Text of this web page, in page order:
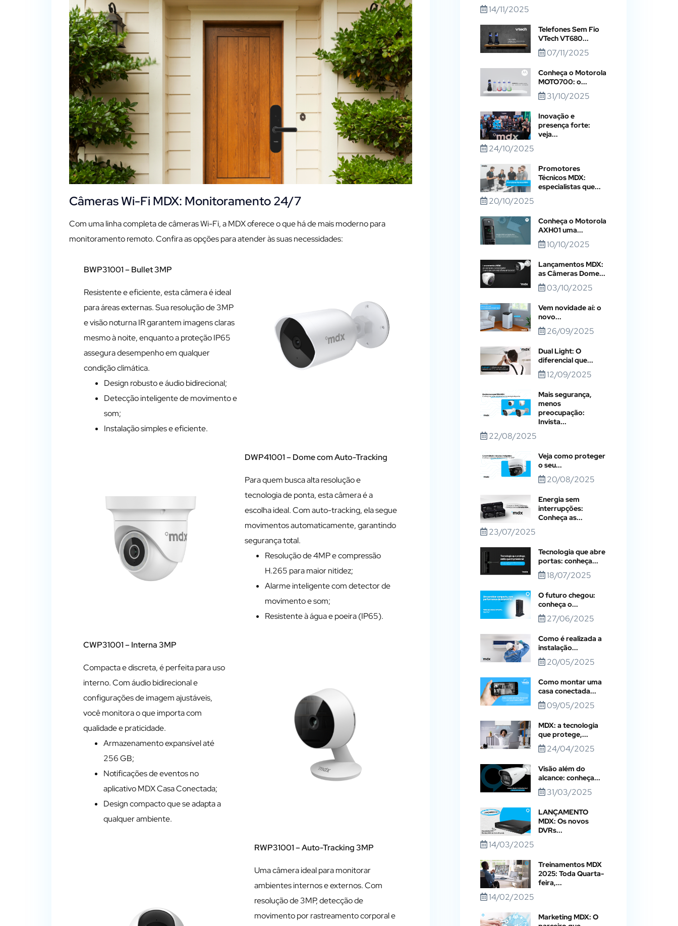
Câmeras Wi-Fi MDX: Monitoramento 24/7
Com uma linha completa de câmeras Wi-Fi, a MDX oferece o que há de mais moderno para
monitoramento remoto. Confira as opções para atender às suas necessidades:
BWP31001– Bullet 3MP
Resistente e eficiente, esta câmera é ideal
para áreas externas. Sua resolução de 3MP
e visão noturna IR garantem imagens claras
mesmo à noite, enquanto a proteção IP65
assegura desempenho em qualquer
condição climática.
Design robusto e áudio bidirecional;
Detecção inteligente de movimento e
som;
Instalação simples e eficiente.
DWP41001– Dome com Auto-Tracking
Para quem busca alta resolução e
tecnologia de ponta, esta câmera é a
escolha ideal. Com auto-tracking, ela segue
movimentos automaticamente, garantindo
segurança total.
Resolução de 4MP e compressão
H.265 para maior nitidez;
Alarme inteligente com detector de
movimento e som;
Resistente à água e poeira (IP65).
CWP31001– Interna 3MP
Compacta e discreta, é perfeita para uso
interno. Com áudio bidirecional e
configurações de imagem ajustáveis,
você monitora o que importa com
qualidade e praticidade.
Armazenamento expansível até
256 GB;
Notificações de eventos no
aplicativo MDX Casa Conectada;
Design compacto que se adapta a
qualquer ambiente.
RWP31001– Auto-Tracking 3MP
Uma câmera ideal para monitorar
ambientes internos e externos. Com
resolução de 3MP, detecção de
movimento por rastreamento corporal e
14/11/2025
Telefones Sem Fio
VTech VT680...
07/11/2025
Conheça o Motorola
MOTO700: o...
31/10/2025
Inovação e
presença forte:
veja...
24/10/2025
Promotores
Técnicos MDX:
especialistas que...
20/10/2025
Conheça o Motorola
AXH01 uma...
10/10/2025
Lançamentos MDX:
as Câmeras Dome...
03/10/2025
Vem novidade aí: o
novo...
26/09/2025
Dual Light: O
diferencial que...
12/09/2025
Mais segurança,
menos
preocupação:
Invista...
22/08/2025
Veja como proteger
o seu...
20/08/2025
Energia sem
interrupções:
Conheça as...
23/07/2025
Tecnologia que abre
portas: conheça...
18/07/2025
O futuro chegou:
conheça o...
27/06/2025
Como é realizada a
instalação...
20/05/2025
Como montar uma
casa conectada...
09/05/2025
MDX: a tecnologia
que protege,...
24/04/2025
Visão além do
alcance: conheça...
31/03/2025
LANÇAMENTO
MDX: Os novos
DVRs...
14/03/2025
Treinamentos MDX
2025: Toda Quarta-
feira,...
14/02/2025
Marketing MDX: O